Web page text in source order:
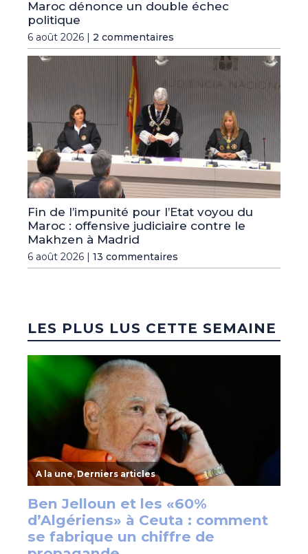
Maroc dénonce un double échec
politique
6 août 2026 | 2 commentaires
Fin de l’impunité pour l’Etat voyou du
Maroc : offensive judiciaire contre le
Makhzen à Madrid
6 août 2026 | 13 commentaires
LES PLUS LUS CETTE SEMAINE